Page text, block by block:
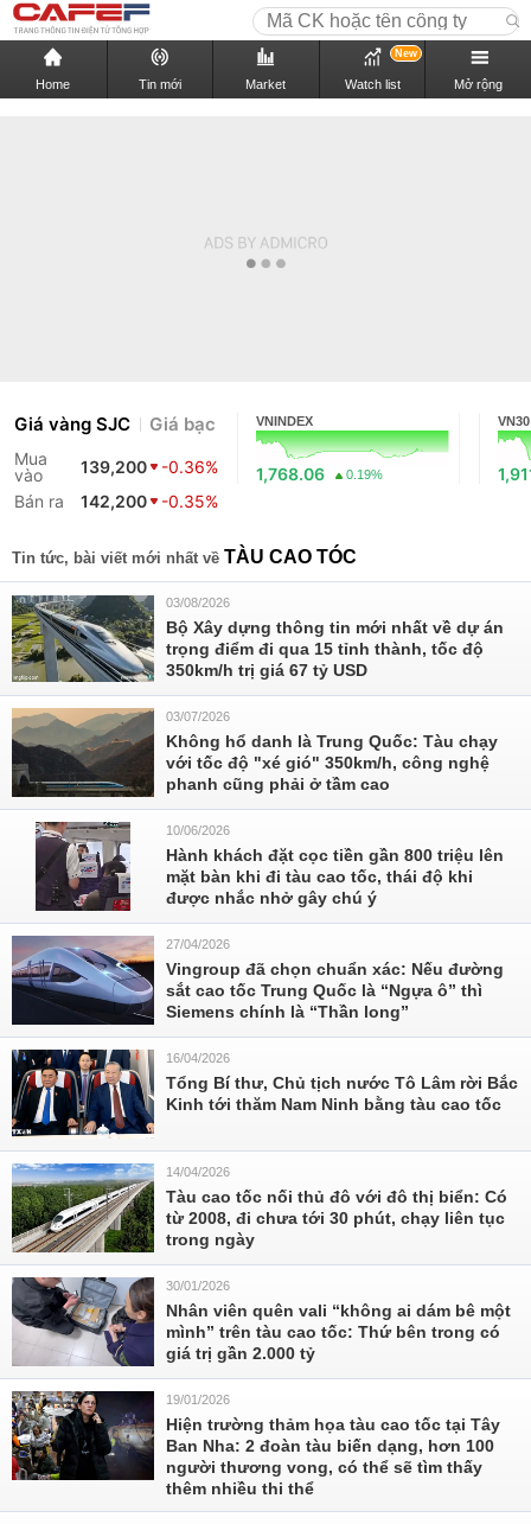
Home Tin mới Market Watch list
New
Mở rộng
Giá vàng SJC Giá bạc
Mua
vào
139,200
-0.36%
Bán ra
142,200 -0.35%
VNINDEX
1,768.06 0.19%
VN30
Tin tức, bài viết mới nhất về TÀU CAO TÓC
03/08/2026
Bộ Xây dựng thông tin mới nhất về dự án
trọng điểm đi qua 15 tỉnh thành, tốc độ
350km/h trị giá 67 tỷ USD
03/07/2026
Không hổ danh là Trung Quốc: Tàu chạy
với tốc độ "xé gió" 350km/h, công nghệ
phanh cũng phải ở tầm cao
10/06/2026
Hành khách đặt cọc tiền gần 800 triệu lên
mặt bàn khi đi tàu cao tốc, thái độ khi
được nhắc nhở gây chú ý
27/04/2026
Vingroup đã chọn chuẩn xác: Nếu đường
sắt cao tốc Trung Quốc là “Ngựa ô” thì
Siemens chính là “Thần long”
16/04/2026
Tổng Bí thư, Chủ tịch nước Tô Lâm rời Bắc
Kinh tới thăm Nam Ninh bằng tàu cao tốc
14/04/2026
Tàu cao tốc nối thủ đô với đô thị biển: Có
từ 2008, đi chưa tới 30 phút, chạy liên tục
trong ngày
30/01/2026
Nhân viên quên vali “không ai dám bê một
mình” trên tàu cao tốc: Thứ bên trong có
giá trị gần 2.000 tỷ
19/01/2026
Hiện trường thảm họa tàu cao tốc tại Tây
Ban Nha: 2 đoàn tàu biến dạng, hơn 100
người thương vong, có thể sẽ tìm thấy
thêm nhiều thi thể